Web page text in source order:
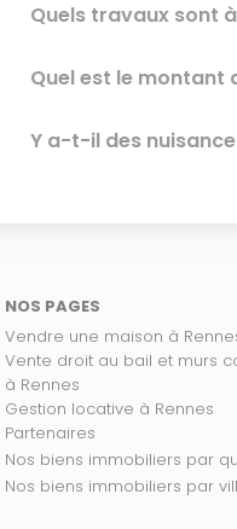
Quels travaux sont
Quel est le montant
Y a-t-il des
NOS PAGES
Vendre une maison à
Vente droit au bail et murs
à Rennes
Gestion locative à Rennes
Partenaires
Nos biens immobiliers
Nos biens immobiliers par